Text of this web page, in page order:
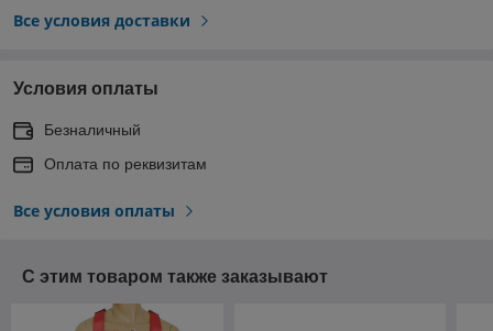
Все условия доставки
Условия оплаты
Безналичный
Оплата по реквизитам
Все условия оплаты
С этим товаром также заказывают